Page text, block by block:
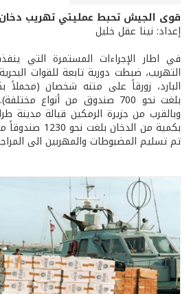
قوى الجيش تحبط عمليتي تهريب دخان
إعداد: نينا عقل خليل
في اطار الإجراءات المستمرة التي
التهريب، ضبطت دورية تابعة للقوات
البارد، زورقاً على متنه شخصان (محملاً
بلغت نحو 700 صندوق من أنواع
وبالقرب من جزيرة الرمكين قبالة مدينة
بكمية من
تم تسليم المضبوطات والمهربين الى